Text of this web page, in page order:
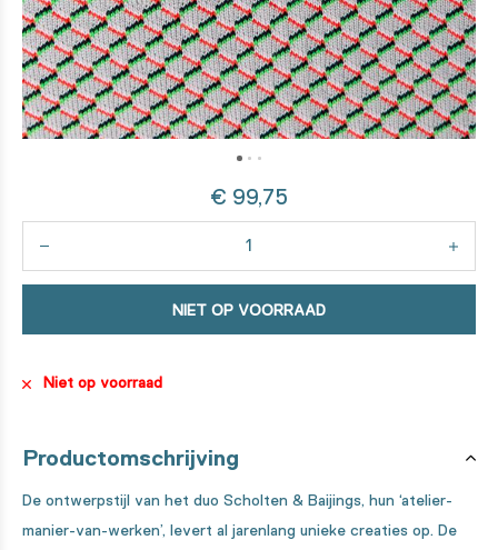
€ 99,75
NIET OP VOORRAAD
Niet op voorraad
Productomschrijving
De ontwerpstijl van het duo Scholten & Baijings, hun ‘atelier-
manier-van-werken’, levert al jarenlang unieke creaties op. De